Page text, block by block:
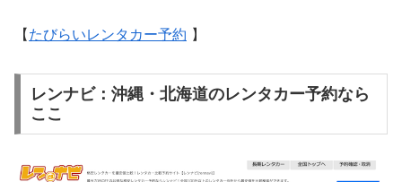
【 たびらいレンタカー予約 】
レンナビ：沖縄・北海道のレンタカー予約なら
ここ